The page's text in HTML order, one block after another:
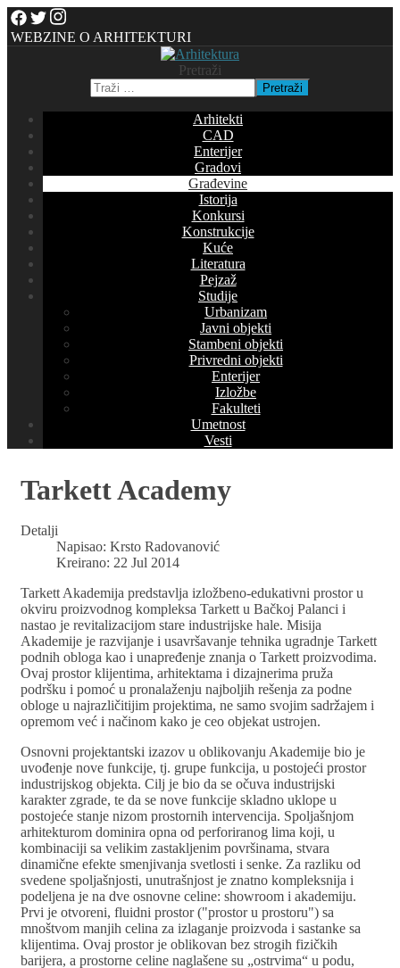
WEBZINE O ARHITEKTURI
Pretraži
Pretraži
Arhitekti
CAD
Enterijer
Gradovi
Građevine
Istorija
Konkursi
Konstrukcije
Kuće
Literatura
Pejzaž
Studije
Urbanizam
Javni objekti
Stambeni objekti
Privredni objekti
Enterijer
Izložbe
Fakulteti
Umetnost
Vesti
Tarkett Academy
Detalji
Napisao: Krsto Radovanović
Kreirano: 22 Jul 2014
Tarkett Akademija predstavlja izložbeno-edukativni prostor u
okviru proizvodnog kompleksa Tarkett u Bačkoj Palanci i
nastao je revitalizacijom stare industrijske hale. Misija
Akademije je razvijanje i usavršavanje tehnika ugradnje Tarkett
podnih obloga kao i unapređenje znanja o Tarkett proizvodima.
Ovaj prostor klijentima, arhitektama i dizajnerima pruža
podršku i pomoć u pronalaženju najboljih rešenja za podne
obloge u najrazličitijim projektima, ne samo svojim sadržajem i
opremom već i načinom kako je ceo objekat ustrojen.
Osnovni projektantski izazov u oblikovanju Akademije bio je
uvođenje nove funkcije, tj. grupe funkcija, u postojeći prostor
industrijskog objekta. Cilj je bio da se očuva industrijski
karakter zgrade, te da se nove funkcije skladno uklope u
postojeće stanje nizom prostornih intervencija. Spoljašnjom
arhitekturom dominira opna od perforiranog lima koji, u
kombinaciji sa velikim zastakljenim površinama, stvara
dinamične efekte smenjivanja svetlosti i senke. Za razliku od
svedene spoljašnjosti, unutrašnjost je znatno kompleksnija i
podeljena je na dve osnovne celine: showroom i akademiju.
Prvi je otvoreni, fluidni prostor ("prostor u prostoru") sa
mnoštvom manjih celina za izlaganje proizvoda i sastanke sa
klijentima. Ovaj prostor je oblikovan bez strogih fizičkih
barijera, a prostorne celine naglašene su „ostrvima“ u podu,